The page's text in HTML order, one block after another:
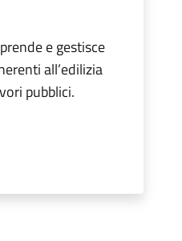
e gestisce
all’edilizia
pubblici.